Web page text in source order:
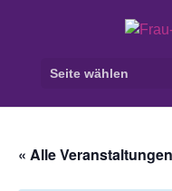
Seite wählen
« Alle Veranstaltungen